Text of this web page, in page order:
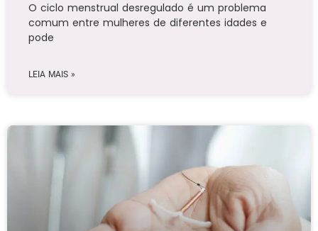
O ciclo menstrual desregulado é um problema
comum entre mulheres de diferentes idades e
pode
LEIA MAIS »